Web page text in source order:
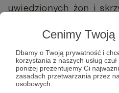
Cenimy
Dbamy o Twoją prywatność i
korzystania z naszych usług
poniżej prezentujemy Ci
zasadach przetwarzania przez
osobowych.
uwiedzionych żon i
żadnego skandalu.
wszechświata. A w
ktoś sobie
swoją naturę. Ten